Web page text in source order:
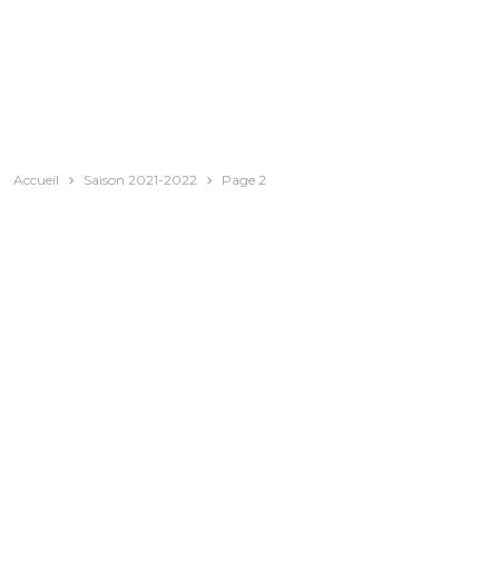
Accueil Saison 2021-2022 Page 2